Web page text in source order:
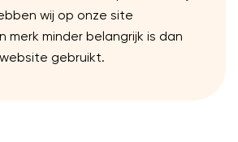
wij op onze site
minder belangrijk is dan
gebruikt.